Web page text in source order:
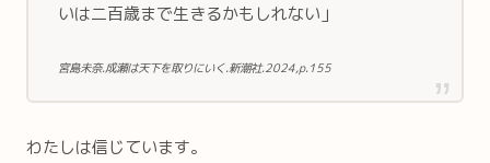
いは二百歳まで生きるかもしれない」
宮島未奈.成瀬は天下を取りにいく.新潮社.2024,p.155
わたしは信じています。